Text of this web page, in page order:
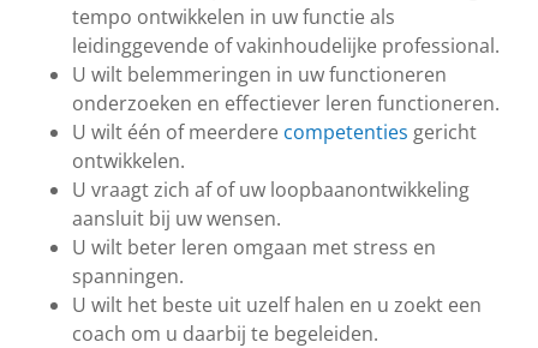
tempo ontwikkelen in uw functie als
leidinggevende of vakinhoudelijke professional.
U wilt belemmeringen in uw functioneren
onderzoeken en effectiever leren functioneren.
U wilt één of meerdere competenties gericht
ontwikkelen.
U vraagt zich af of uw loopbaanontwikkeling
aansluit bij uw wensen.
U wilt beter leren omgaan met stress en
spanningen.
U wilt het beste uit uzelf halen en u zoekt een
coach om u daarbij te begeleiden.